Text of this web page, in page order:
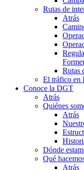
Rutas de
Atrás
Rutas
El tráfico en
Conoce la DGT
Atrás
Quiénes
Atrás
Dónde
Qué
Atrás